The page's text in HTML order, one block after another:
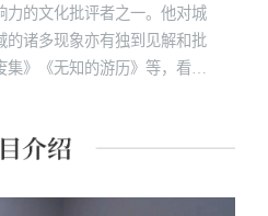
力的文化批评者之一。他对城
的诸多现象亦有独到见解和批
》《无知的游历》等，看理